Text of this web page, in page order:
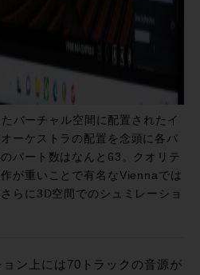
バーチャル空間に配置されたイ
ーケストラの配置を念頭に各パ
パート数はなんと63。クオリテ
が重いことで有名なViennaでは
らに3D空間でのシュミレーショ
ン上には70トラックの音源が